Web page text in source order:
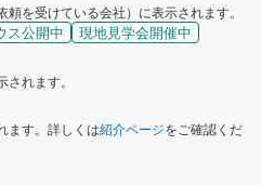
を受けている会社）に表示されます。
ス公開中
現地見学会開催中
れます。
ます。詳しくは紹介ページをご確認くだ